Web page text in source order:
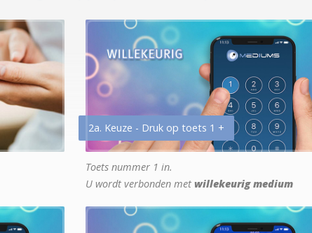
2a. Keuze - Druk op toets 1 +
Toets nummer 1 in.
U wordt verbonden met willekeurig medium